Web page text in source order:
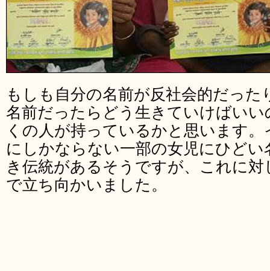
もしも自分の名前が反社会的だっ
名前だったらどう生きていけばい
くの人が持っているかと思います
にしかならない一部の女児にひど
き伝統があるそうですが、これに対
で立ち向かいました。